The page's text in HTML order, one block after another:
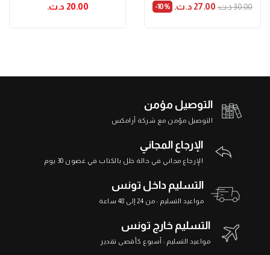
20.00 د.ت.‏ 30.00 د.ت.‏ 27.00 د.ت.‏ ‎-10%
التوصيل مؤمن
التوصيل مؤمن مع شركة أرامكس
الإرجاع المجاني
الإرجاع مجاني في حالة خلل بالكتاب في غضون 30 يوم
التسليم داخل تونس
مواعيد التسليم : من 24 إلى 48 ساعة
التسليم خارج تونس
مواعيد التسليم : أسبوع كأقصى تقدير